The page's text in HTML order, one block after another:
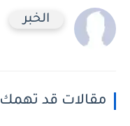
الخبر
مقالات قد تهمك